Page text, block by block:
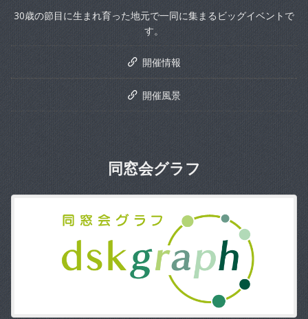
30歳の節目に生まれ育った地元で一同に集まるビッグイベントで
す。
開催情報
開催風景
同窓会グラフ